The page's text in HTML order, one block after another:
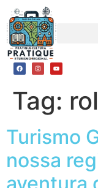
Tag:
Turismo
nossa